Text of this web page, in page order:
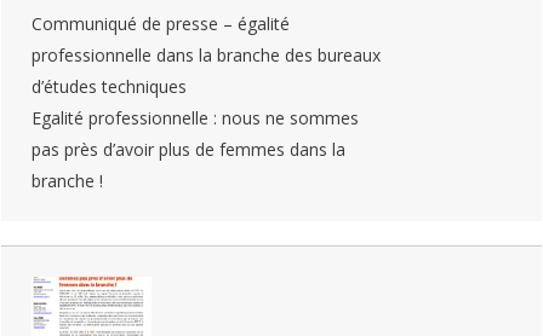
Communiqué de presse – égalité
professionnelle dans la branche des bureaux
d’études techniques
Egalité professionnelle : nous ne sommes
pas près d’avoir plus de femmes dans la
branche !